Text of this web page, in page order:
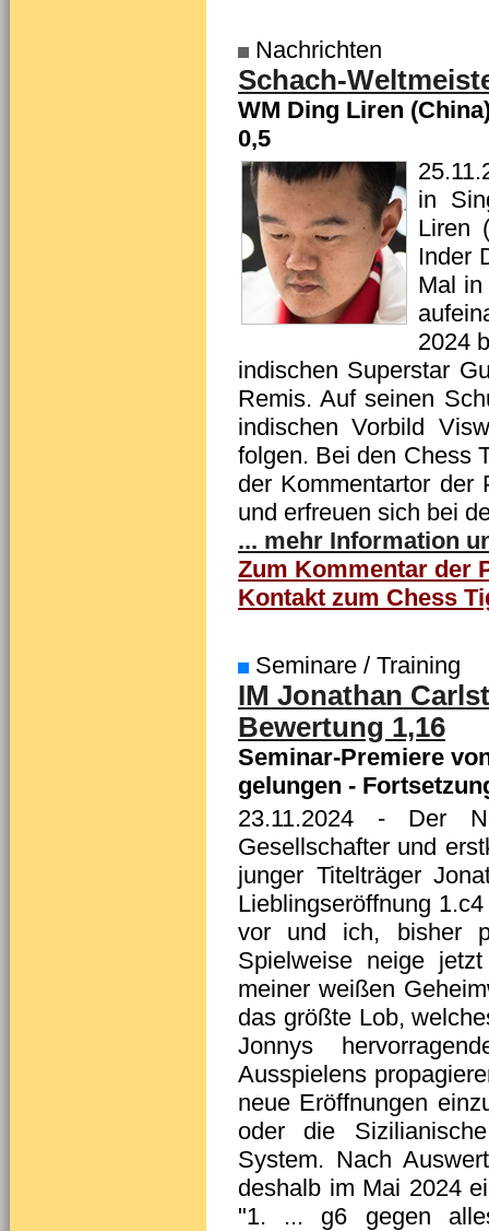
Nachrichten
Schach-
WM Ding Liren
0,5
in
Liren
Inder
Mal in
2024
indischen Superstar
Remis. Auf seinen
indischen Vorbild
folgen. Bei den Chess
der Kommentartor der
und erfreuen sich bei
... mehr Information
Zum Kommentar der
Kontakt zum Chess
Seminare / Training
IM Jonathan
Bewertung 1,16
Seminar-Premiere
gelungen -
23.11.2024 - Der
Gesellschafter und
junger Titelträger
Lieblingseröffnung
vor und ich, bisher
Spielweise neige
meiner weißen
das größte Lob,
Jonnys
Ausspielens
neue Eröffnungen
oder die
System. Nach
deshalb im Mai 2024
"1. ... g6 gegen